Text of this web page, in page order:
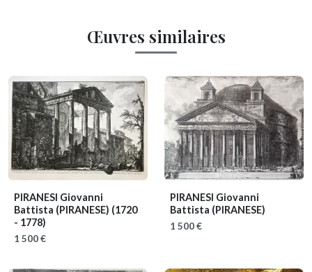
Œuvres similaires
PIRANESI Giovanni
Battista (PIRANESE) (1720
- 1778)
1 500 €
PIRANESI Giovanni
Battista (PIRANESE)
1 500 €